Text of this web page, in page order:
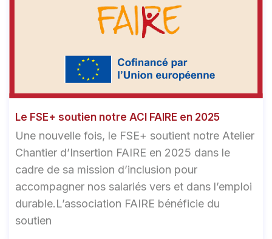
Le FSE+ soutien notre ACI FAIRE en 2025
Une nouvelle fois, le FSE+ soutient notre Atelier
Chantier d’Insertion FAIRE en 2025 dans le
cadre de sa mission d’inclusion pour
accompagner nos salariés vers et dans l’emploi
durable.L’association FAIRE bénéficie du
soutien